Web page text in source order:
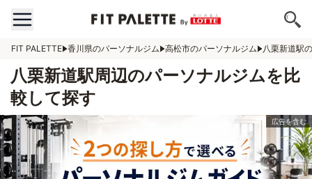
FIT PALETTE 香川県のパーソナルジム 高松市のパーソナルジム 八栗新道駅
八栗新道駅周辺のパーソナルジムを比
較して探す